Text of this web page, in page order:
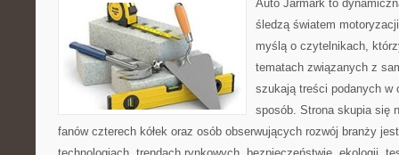
Auto Jarmark to
śledzą światem
myślą o czytelnikach,
tematach związanych z
szukają treści podanych w
sposób. Strona skupia się
fanów czterech kółek oraz osób obserwujących rozwój branży